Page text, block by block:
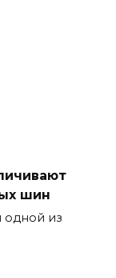
шин
одной из